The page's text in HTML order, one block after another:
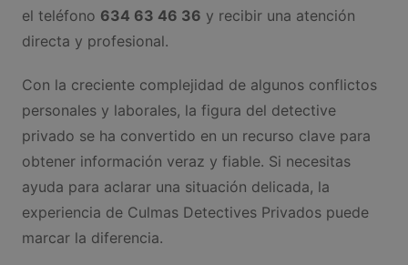
el teléfono 634 63 46 36 y recibir una atención
directa y profesional.
Con la creciente complejidad de algunos conflictos
personales y laborales, la figura del detective
privado se ha convertido en un recurso clave para
obtener información veraz y fiable. Si necesitas
ayuda para aclarar una situación delicada, la
experiencia de Culmas Detectives Privados puede
marcar la diferencia.